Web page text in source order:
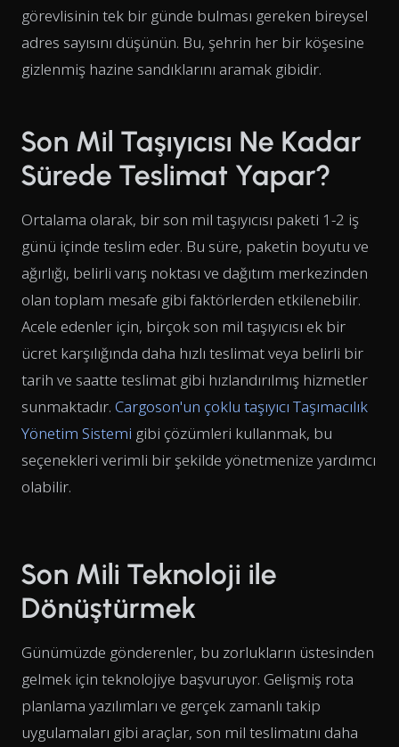
görevlisinin tek bir günde bulması gereken bireysel
adres sayısını düşünün. Bu, şehrin her bir köşesine
gizlenmiş hazine sandıklarını aramak gibidir.
Son Mil Taşıyıcısı Ne Kadar
Sürede Teslimat Yapar?
Ortalama olarak, bir son mil taşıyıcısı paketi 1-2 iş
günü içinde teslim eder. Bu süre, paketin boyutu ve
ağırlığı, belirli varış noktası ve dağıtım merkezinden
olan toplam mesafe gibi faktörlerden etkilenebilir.
Acele edenler için, birçok son mil taşıyıcısı ek bir
ücret karşılığında daha hızlı teslimat veya belirli bir
tarih ve saatte teslimat gibi hızlandırılmış hizmetler
sunmaktadır. Cargoson'un çoklu taşıyıcı Taşımacılık
Yönetim Sistemi gibi çözümleri kullanmak, bu
seçenekleri verimli bir şekilde yönetmenize yardımcı
olabilir.
Son Mili Teknoloji ile
Dönüştürmek
Günümüzde gönderenler, bu zorlukların üstesinden
gelmek için teknolojiye başvuruyor. Gelişmiş rota
planlama yazılımları ve gerçek zamanlı takip
uygulamaları gibi araçlar, son mil teslimatını daha